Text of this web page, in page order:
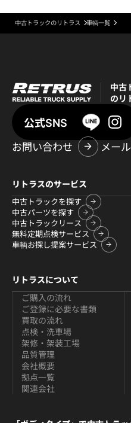
中古トラックのリトラス 車輌一覧
中古
のリ
公式SNS
お問い合わせ
メー
リトラスのサービス
中古トラックを探す
中古パーツを探す
中古トラックリース
無料定期点検サービス
車輌お探し提案サービス
リトラスについて
ご購入の流れ
ご登録に必要な書類
買取の流れ
点検・洗車場
架修・架装工場
品質管理
会社概要
拠点一覧
関連会社